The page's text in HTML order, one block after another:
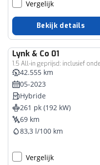
Vergelijk
Bekijk details
Lynk & Co 01
42.555 km
05-2023
Hybride
261 pk (192 kW)
69 km
83,3 l/100 km
Vergelijk